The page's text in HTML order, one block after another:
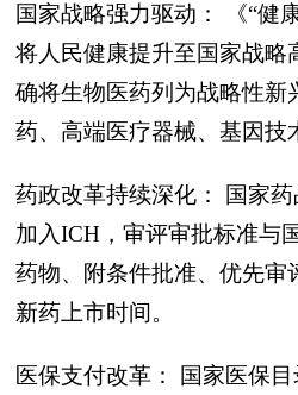
国家战略强力驱动： 《“健
将人民健康提升至国家战略
确将生物医药列为战略性新
药、高端医疗器械、基因技
药政改革持续深化： 国家
加入ICH，审评审批标准与
药物、附条件批准、优先审
新药上市时间。
医保支付改革： 国家医保